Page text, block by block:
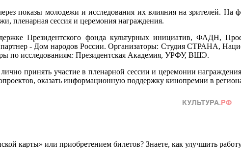
показы молодежи и исследования их влияния на зрителей.
пленарная сессия и церемония награждения.
Президентского фонда культурных инициатив, ФАДН,
- Дом народов России. Организаторы: Студия СТРАНА,
по исследованиям: Президентская Академия, УРФУ, ВШЭ.
принять участие в пленарной сессии и церемонии
оказать информационную поддержку кинопремии в
карты» или приобретением билетов? Знаете, как улучшить